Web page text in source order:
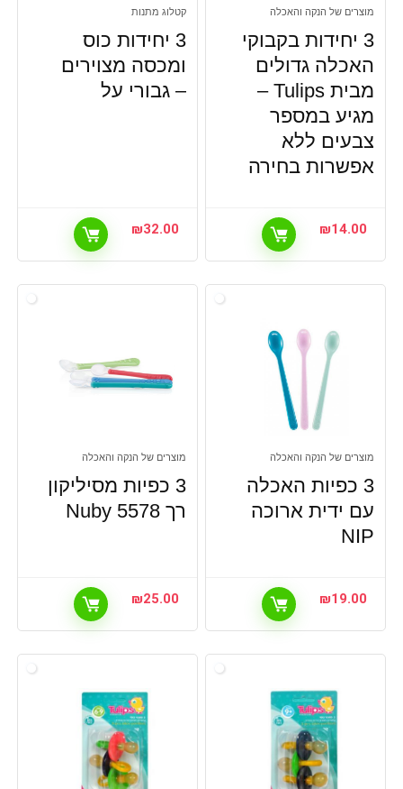
מוצרים של הנקה והאכלה
3 יחידות בקבוקי
האכלה גדולים
מבית Tulips –
מגיע במספר
צבעים ללא
אפשרות בחירה
₪14.00
קטלוג מתנות
3 יחידות כוס
ומכסה מצוירים
– גבורי על
₪32.00
מוצרים של הנקה והאכלה
3 כפיות האכלה
עם ידית ארוכה
NIP
₪19.00
מוצרים של הנקה והאכלה
3 כפיות מסיליקון
רך Nuby 5578
₪25.00